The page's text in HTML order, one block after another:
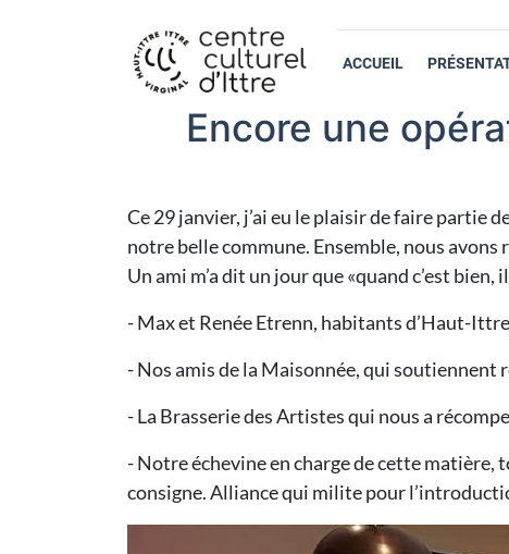
ACCUEIL
Encore une
Ce 29 janvier, j’ai eu le plaisir de faire partie
notre belle commune. Ensemble, nous avons
Un ami m’a dit un jour que «quand c’est
- Max et Renée Etrenn, habitants d’Haut-
- Nos amis de la Maisonnée, qui
- La Brasserie des Artistes qui nous a
- Notre échevine en charge de cette
consigne. Alliance qui milite pour